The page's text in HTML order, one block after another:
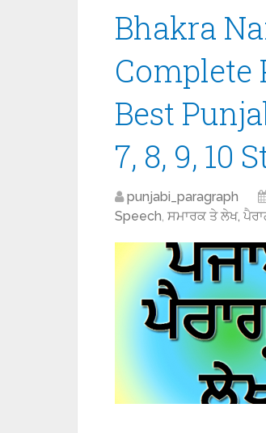
Bhakra
Complete
Best
7, 8, 9, 10
punjabi_paragraph
Speech, ਸਮਾਰਕ ਤੇ ਲੇਖ,